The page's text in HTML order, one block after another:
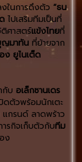
ในการดึงตัว “ธน
ไปเสริมทีมเป็นที่
ศาสตร์แข้งไทยที่
ญมาทัน ที่ย้ายจาก
ง ยูไนเต็ด
บ อเล็กซานเดร
ดตัวพร้อมนักเตะ
แกรนด์ ลาดพร้าว
รกิจเก็บตัวกับทีม
ง